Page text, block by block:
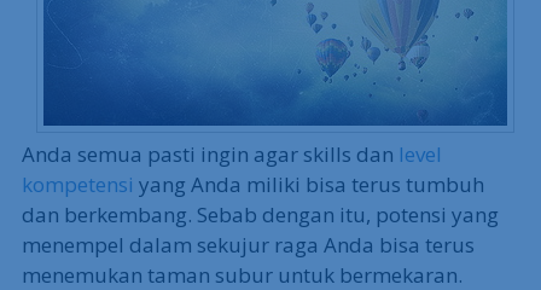
Anda semua pasti ingin agar skills dan level
kompetensi yang Anda miliki bisa terus tumbuh
dan berkembang. Sebab dengan itu, potensi yang
menempel dalam sekujur raga Anda bisa terus
menemukan taman subur untuk bermekaran.